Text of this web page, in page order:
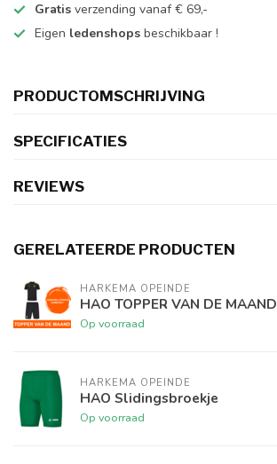
Gratis verzending vanaf € 69,-
Eigen ledenshops beschikbaar !
PRODUCTOMSCHRIJVING
SPECIFICATIES
REVIEWS
GERELATEERDE PRODUCTEN
HARKEMA OPEINDE
HAO TOPPER VAN DE MAAND
Op voorraad
HARKEMA OPEINDE
HAO Slidingsbroekje
Op voorraad